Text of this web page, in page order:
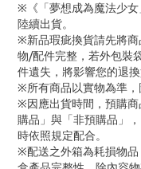
※《「夢想成為魔法少女
陸續出貨。
※新品瑕疵換貨請先將
物/配件完整，若外包裝
件遺失，將影響您的退換
※所有商品以實物為準，
※因應出貨時間，預購
購品」與「非預購品」
時依照規定配合。
※配送之外箱為耗損物品